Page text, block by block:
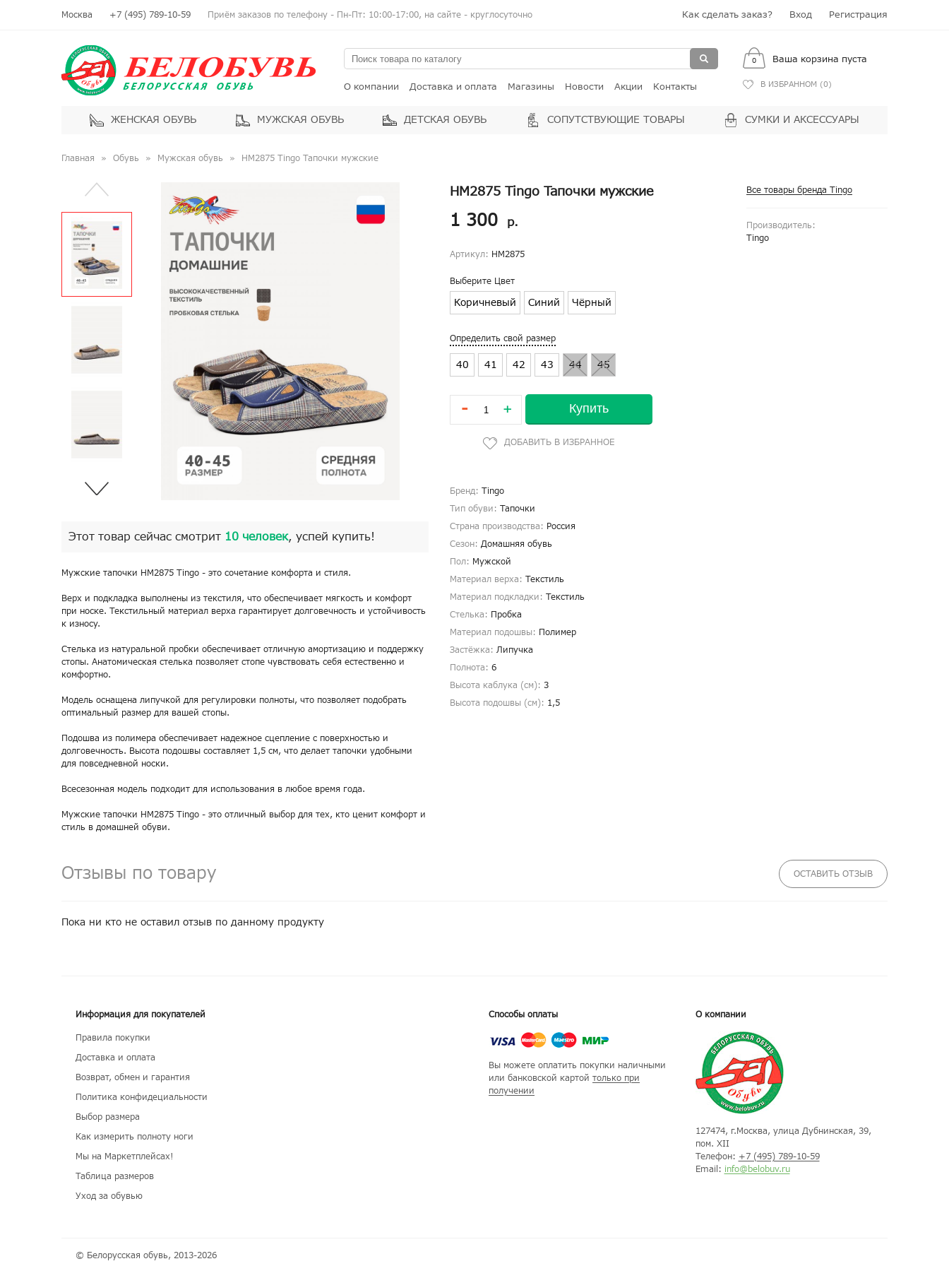
Москва +7 (495) 789-10-59 Приём заказов по телефону - Пн-Пт: 10:00-17:00, на сайте - круглосуточно Как сделать заказ? Вход Регистрация
О компании Доставка и оплата Магазины Новости Акции Контакты
0 Ваша корзина пуста
В ИЗБРАННОМ (0)
ЖЕНСКАЯ ОБУВЬ МУЖСКАЯ ОБУВЬ ДЕТСКАЯ ОБУВЬ СОПУТСТВУЮЩИЕ ТОВАРЫ СУМКИ И АКСЕССУАРЫ
Главная Обувь Мужская обувь HM2875 Tingo Тапочки мужские
Этот товар сейчас смотрит 10 человек, успей купить!
Мужские тапочки HM2875 Tingo - это сочетание комфорта и стиля.
Верх и подкладка выполнены из текстиля, что обеспечивает мягкость и комфорт
при носке. Текстильный материал верха гарантирует долговечность и устойчивость
к износу.
Стелька из натуральной пробки обеспечивает отличную амортизацию и поддержку
стопы. Анатомическая стелька позволяет стопе чувствовать себя естественно и
комфортно.
Модель оснащена липучкой для регулировки полноты, что позволяет подобрать
оптимальный размер для вашей стопы.
Подошва из полимера обеспечивает надежное сцепление с поверхностью и
долговечность. Высота подошвы составляет 1,5 см, что делает тапочки удобными
для повседневной носки.
Всесезонная модель подходит для использования в любое время года.
Мужские тапочки HM2875 Tingo - это отличный выбор для тех, кто ценит комфорт и
стиль в домашней обуви.
Все товары бренда Tingo
Производитель:
Tingo
HM2875 Tingo Тапочки мужские
1 300 р.
Артикул: HM2875
Выберите Цвет
Коричневый Синий Чёрный
Определить свой размер
40 41 42 43 44 45
- + Купить
Бренд: Tingo
Тип обуви: Тапочки
Страна производства: Россия
Сезон: Домашняя обувь
Пол: Мужской
Материал верха: Текстиль
Материал подкладки: Текстиль
Стелька: Пробка
Материал подошвы: Полимер
Застёжка: Липучка
Полнота: 6
Высота каблука (см): 3
Высота подошвы (см): 1,5
Отзывы по товару ОСТАВИТЬ ОТЗЫВ
Пока ни кто не оставил отзыв по данному продукту
Информация для покупателей
Правила покупки
Доставка и оплата
Возврат, обмен и гарантия
Политика конфидециальности
Выбор размера
Как измерить полноту ноги
Мы на Маркетплейсах!
Таблица размеров
Уход за обувью
Способы оплаты
Вы можете оплатить покупки наличными
или банковской картой только при
получении
О компании
127474, г.Москва, улица Дубнинская, 39,
пом. XII
Телефон: +7 (495) 789-10-59
Email: info@belobuv.ru
© Белорусская обувь, 2013-2026